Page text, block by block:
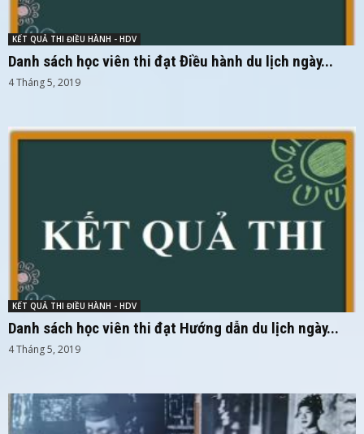
KẾT QUẢ THI ĐIỀU HÀNH - HDV
Danh sách học viên thi đạt Điều hành du lịch ngày...
4 Tháng 5, 2019
KẾT QUẢ THI ĐIỀU HÀNH - HDV
Danh sách học viên thi đạt Hướng dẫn du lịch ngày...
4 Tháng 5, 2019